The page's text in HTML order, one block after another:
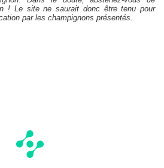
! Le site ne saurait donc être tenu pour
par les champignons présentés.